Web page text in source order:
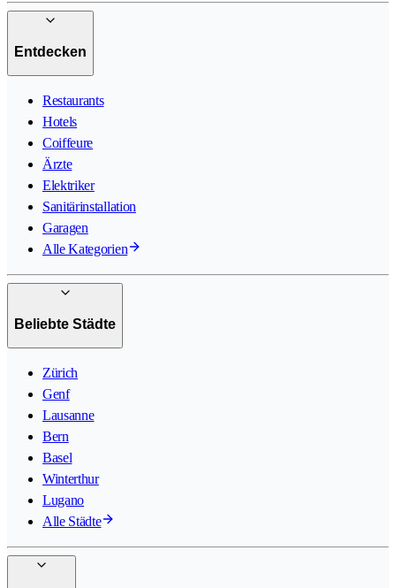
Entdecken
Restaurants
Hotels
Coiffeure
Ärzte
Elektriker
Sanitärinstallation
Garagen
Alle Kategorien
Beliebte Städte
Zürich
Genf
Lausanne
Bern
Basel
Winterthur
Lugano
Alle Städte